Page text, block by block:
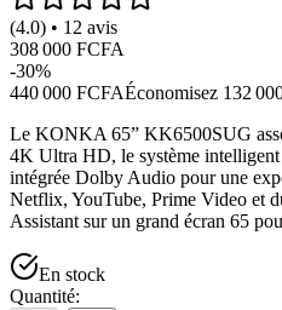
(4.0) • 12 avis
308 000 FCFA
-30%
440 000 FCFAÉconomisez 132
Le KONKA 65” KK6500SUG
4K Ultra HD, le système
intégrée Dolby Audio pour une
Netflix, YouTube, Prime Video et
Assistant sur un grand écran 65
En stock
Quantité: